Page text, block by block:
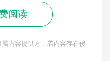
阅读
内容提供方，若内容存在侵